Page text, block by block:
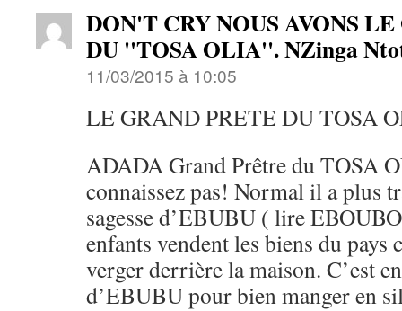
DON'T CRY NOUS AVONS
DU ''TOSA OLIA''. NZinga
11/03/2015 à 10:05
LE GRAND PRETE DU TOSA
ADADA Grand Prêtre du TOSA
connaissez pas! Normal il a plus
sagesse d’EBUBU ( lire
enfants vendent les biens du pays
verger derrière la maison. C’est
d’EBUBU pour bien manger en